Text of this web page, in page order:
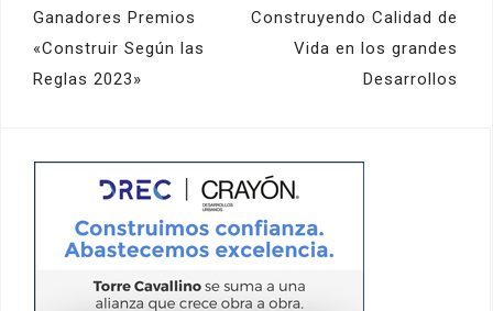
Navegación
de
entradas
Ganadores Premios
«Construir Según las
Reglas 2023»
Construyendo Calidad de
Vida en los grandes
Desarrollos